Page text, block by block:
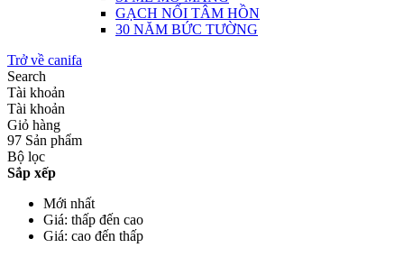
GẠCH NỐI TÂM HỒN
30 NĂM BỨC TƯỜNG
Trở về canifa
Search
Tài khoản
Tài khoản
Giỏ hàng
97 Sản phẩm
Bộ lọc
Sắp xếp
Mới nhất
Giá: thấp đến cao
Giá: cao đến thấp